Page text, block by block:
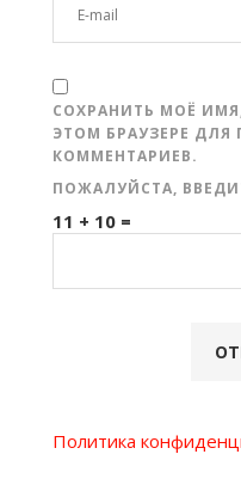
СОХРАНИТЬ МОЁ
ЭТОМ БРАУЗЕРЕ
КОММЕНТАРИЕВ.
ПОЖАЛУЙСТА,
11 + 10 =
Политика